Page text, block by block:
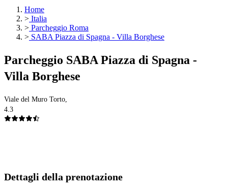
Home
> Italia
> Parcheggio Roma
> SABA Piazza di Spagna - Villa Borghese
Parcheggio SABA Piazza di Spagna -
Villa Borghese
Viale del Muro Torto,
4.3
Dettagli della prenotazione